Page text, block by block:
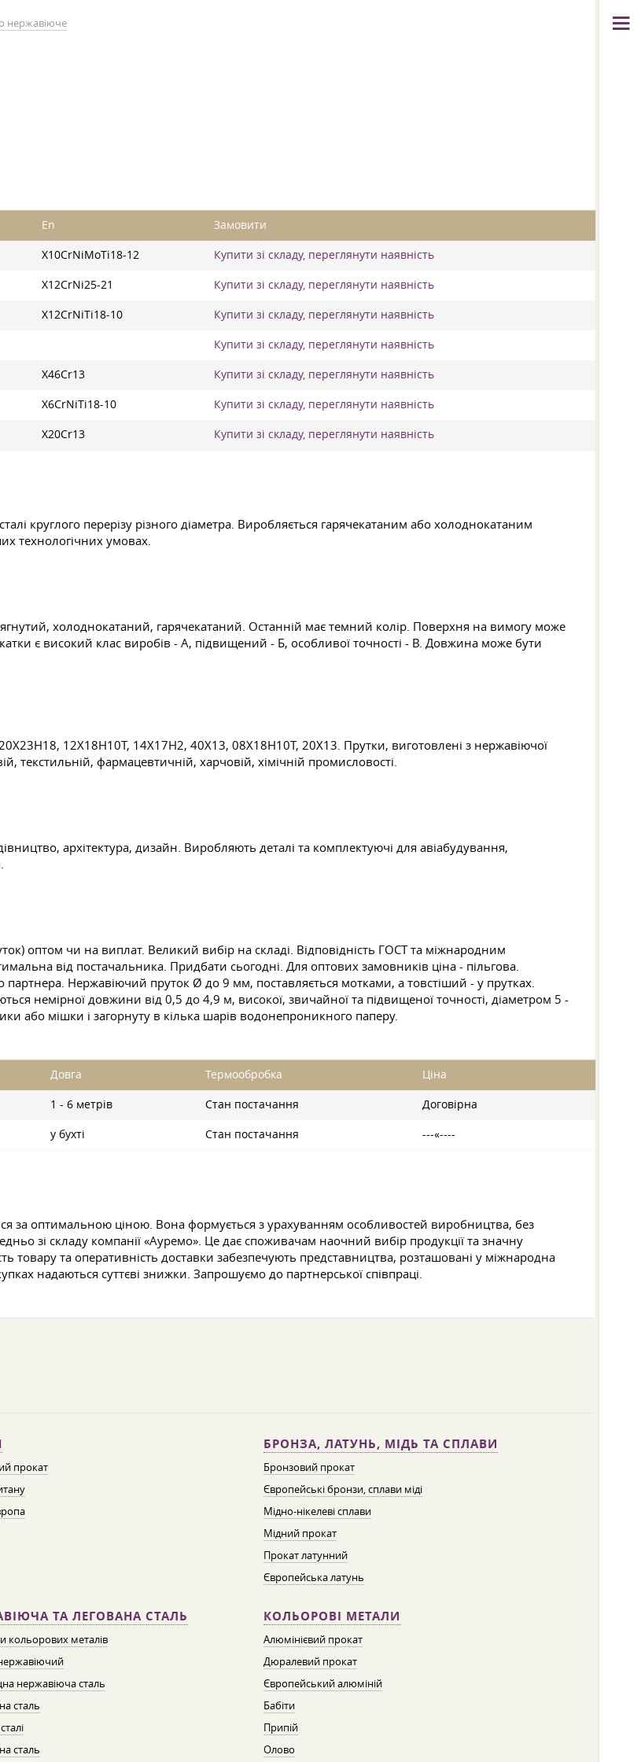
нержавіюче
En Замовити
X10CrNiMoTi18-12 Купити зі складу, переглянути наявність
X12CrNi25-21 Купити зі складу, переглянути наявність
X12CrNiTi18-10 Купити зі складу, переглянути наявність
Купити зі складу, переглянути наявність
X46Cr13 Купити зі складу, переглянути наявність
X6CrNiTi18-10 Купити зі складу, переглянути наявність
X20Cr13 Купити зі складу, переглянути наявність
круглого перерізу різного діаметра. Виробляється гарячекатаним або холоднокатаним
технологічних умовах.
холоднокатаний, гарячекатаний. Останній має темний колір. Поверхня на вимогу може
є високий клас виробів - А, підвищений - Б, особливої точності - В. Довжина може бути
12Х18Н10Т, 14Х17Н2, 40Х13, 08Х18Н10Т, 20Х13. Прутки, виготовлені з нержавіючої
текстильній, фармацевтичній, харчовій, хімічній промисловості.
архітектура, дизайн. Виробляють деталі та комплектуючі для авіабудування,
оптом чи на виплат. Великий вибір на складі. Відповідність ГОСТ та міжнародним
від постачальника. Придбати сьогодні. Для оптових замовників ціна - пільгова.
Нержавіючий пруток Ø до 9 мм, поставляється мотками, а товстіший - у прутках.
немірної довжини від 0,5 до 4,9 м, високої, звичайної та підвищеної точності, діаметром 5 -
або мішки і загорнуту в кілька шарів водонепроникного паперу.
Довга Термообробка Ціна
1 - 6 метрів Стан постачання Договірна
у бухті Стан постачання ---«----
за оптимальною ціною. Вона формується з урахуванням особливостей виробництва, без
зі складу компанії «Ауремо». Це дає споживачам наочний вибір продукції та значну
товару та оперативність доставки забезпечують представництва, розташовані у міжнародна
надаються суттєві знижки. Запрошуємо до партнерської співпраці.
прокат
БРОНЗА, ЛАТУНЬ, МІДЬ ТА СПЛАВИ
Бронзовий прокат
Європейські бронзи, сплави міді
Мідно-нікелеві сплави
Мідний прокат
Прокат латунний
Європейська латунь
ТА ЛЕГОВАНА СТАЛЬ
кольорових металів
нержавіюча сталь
сталь
сталь
КОЛЬОРОВІ МЕТАЛИ
Алюмінієвий прокат
Дюралевий прокат
Європейський алюміній
Бабіти
Припій
Олово